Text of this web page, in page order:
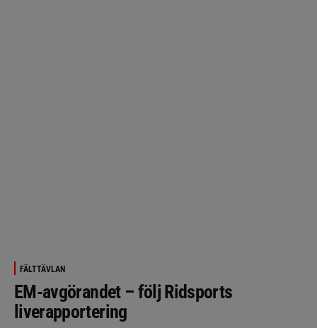
FÄLTTÄVLAN
EM-avgörandet – följ Ridsports
liverapportering